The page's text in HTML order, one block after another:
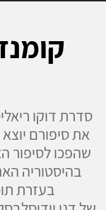
שהפכו לסיפור
בהיסטוריה
בעזרת